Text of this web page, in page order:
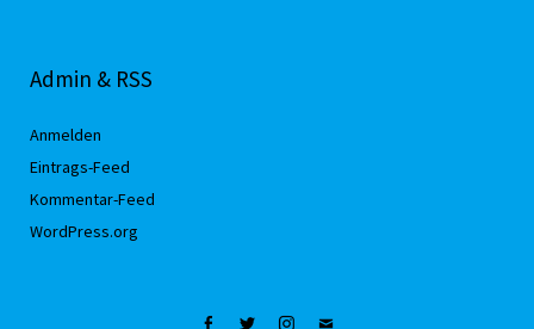
Admin & RSS
Anmelden
Eintrags-Feed
Kommentar-Feed
WordPress.org